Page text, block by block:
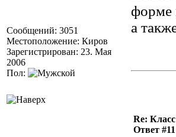
Сообщений: 3051
Местоположение: Киров
Зарегистрирован: 23. Мая
2006
Пол:
форме
а
Re:
Ответ